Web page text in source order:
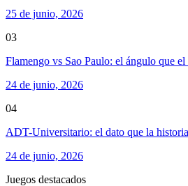
25 de junio, 2026
03
Flamengo vs Sao Paulo: el ángulo que
24 de junio, 2026
04
ADT-Universitario: el dato que la
24 de junio, 2026
Juegos destacados